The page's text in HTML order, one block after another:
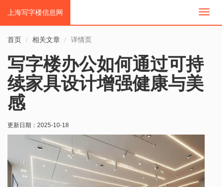
切
上海写字楼信息网
首页 相关文章 详情页
写字楼办公如何通过可持
续家具设计增强健康与美
感
更新日期： 2025-10-18